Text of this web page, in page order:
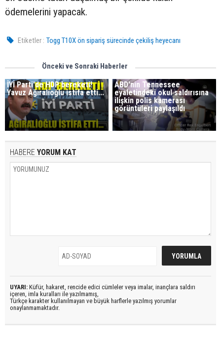
ödemelerini yapacak.
Etiketler : Togg T10X ön sipariş sürecinde çekiliş heyecanı
Önceki ve Sonraki Haberler
İYİ Parti'de HDP bereketi!
Yavuz Ağıralioğlu istifa etti...
ABD'nin Tennessee
eyaletindeki okul saldırısına
ilişkin polis kamerası
görüntüleri paylaşıldı
HABERE YORUM KAT
UYARI: Küfür, hakaret, rencide edici cümleler veya imalar, inançlara saldırı
içeren, imla kuralları ile yazılmamış,
Türkçe karakter kullanılmayan ve büyük harflerle yazılmış yorumlar
onaylanmamaktadır.